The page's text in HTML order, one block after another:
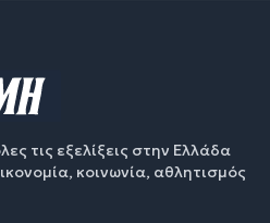
τις εξελίξεις στην Ελλάδα
κοινωνία, αθλητισμός